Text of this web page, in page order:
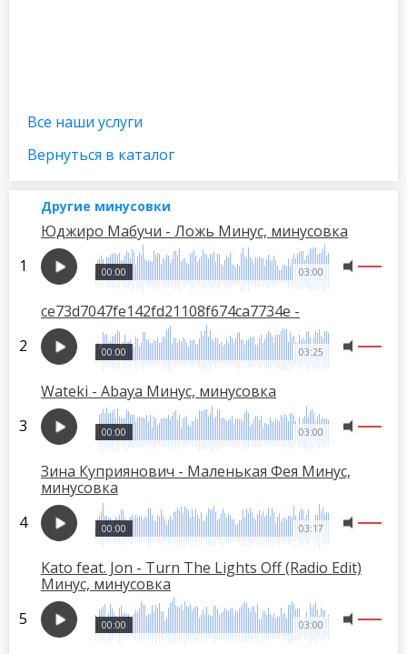
Все наши услуги
Вернуться в каталог
Другие минусовки
Юджиро Мабучи - Ложь Минус, минусовка
03:00
00:00
ce73d7047fe142fd21108f674ca7734e -
03:25
00:00
Wateki - Abaya Минус, минусовка
03:00
00:00
Зина Куприянович - Маленькая Фея Минус,
минусовка
03:17
00:00
Kato feat. Jon - Turn The Lights Off (Radio Edit)
Минус, минусовка
03:00
00:00